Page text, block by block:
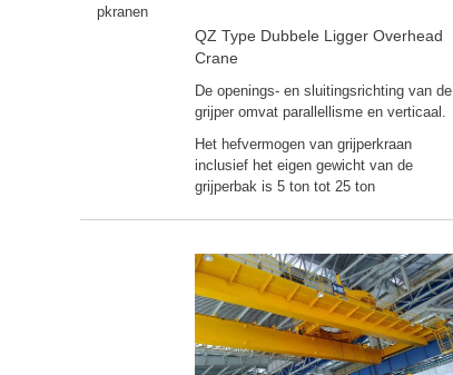
pkranen
QZ Type Dubbele Ligger Overhead
Crane
De openings- en sluitingsrichting van de
grijper omvat parallellisme en verticaal.
Het hefvermogen van grijperkraan
inclusief het eigen gewicht van de
grijperbak is 5 ton tot 25 ton